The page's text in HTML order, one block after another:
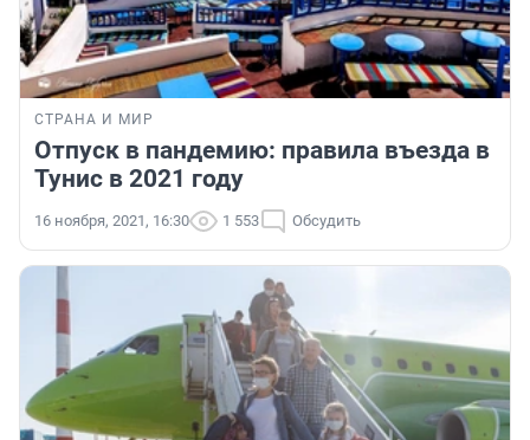
СТРАНА И МИР
Отпуск в пандемию: правила въезда в
Тунис в 2021 году
16 ноября, 2021, 16:30 1 553 Обсудить